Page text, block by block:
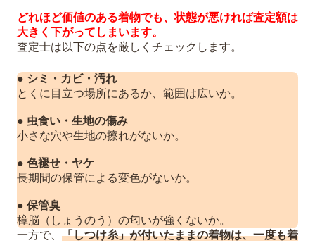
どれほど価値のある着物でも、状態が悪ければ査定額は
大きく下がってしまいます。
査定士は以下の点を厳しくチェックします。
● シミ・カビ・汚れ
とくに目立つ場所にあるか、範囲は広いか。
● 虫食い・生地の傷み
小さな穴や生地の擦れがないか。
● 色褪せ・ヤケ
長期間の保管による変色がないか。
● 保管臭
樟脳（しょうのう）の匂いが強くないか。
一方で、 「しつけ糸」が付いたままの着物は、一度も着